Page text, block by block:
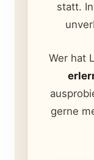
statt.
Wer hat
gerne